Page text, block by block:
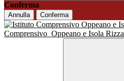
Conferma
Annulla Conferma
Comprensivo Oppeano e Isola Rizza